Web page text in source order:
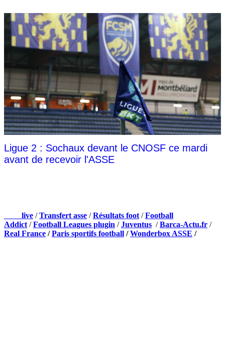
Ligue 2 : Sochaux devant le CNOSF ce mardi
avant de recevoir l'ASSE
live /Transfert asse /Résultats foot /Football
Addict /Football Leagues plugin /Juventus /Barca-Actu.fr /
Real France /Paris sportifs football /Wonderbox ASSE /